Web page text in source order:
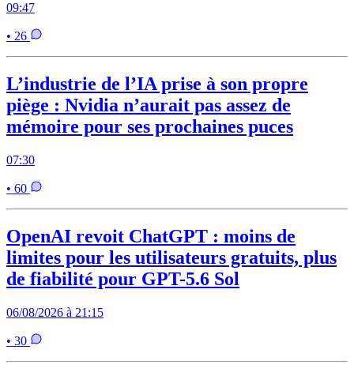
09:47
• 26
L’industrie de l’IA prise à son propre
piège : Nvidia n’aurait pas assez de
mémoire pour ses prochaines puces
07:30
• 60
OpenAI revoit ChatGPT : moins de
limites pour les utilisateurs gratuits, plus
de fiabilité pour GPT-5.6 Sol
06/08/2026 à 21:15
• 30